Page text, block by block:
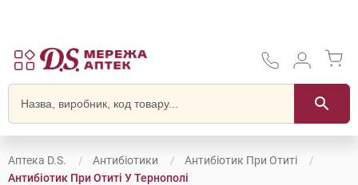
Аптека D.S. Антибіотики
Антибіотик При Отиті
Антибіотик При Отиті У Тернополі